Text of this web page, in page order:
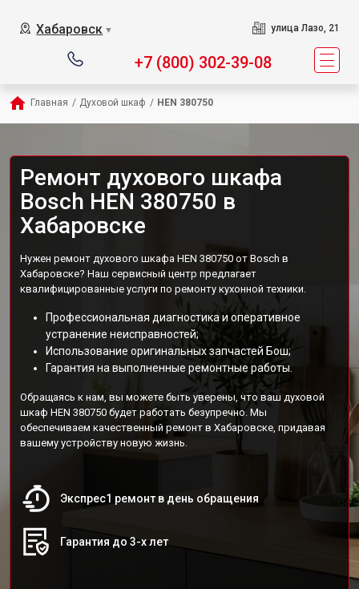
Хабаровск ▼ улица Лазо, 21
+7 (800) 302-39-08
Главная / Духовой шкаф / HEN 380750
Ремонт духового шкафа
Bosch HEN 380750 в
Хабаровске
Нужен ремонт духового шкафа HEN 380750 от Bosch в
Хабаровске? Наш сервисный центр предлагает
квалифицированные услуги по ремонту кухонной техники.
Профессиональная диагностика и оперативное
устранение неисправностей;
Использование оригинальных запчастей Бош;
Гарантия на выполненные ремонтные работы.
Обращаясь к нам, вы можете быть уверены, что ваш духовой
шкаф HEN 380750 будет работать безупречно. Мы
обеспечиваем качественный ремонт в Хабаровске, придавая
вашему устройству новую жизнь.
Экспрес1 ремонт в день обращения
Гарантия до 3-х лет